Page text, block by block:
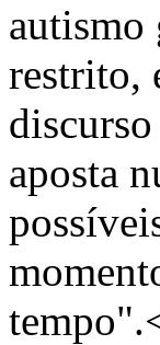
autismo
restrito,
aposta